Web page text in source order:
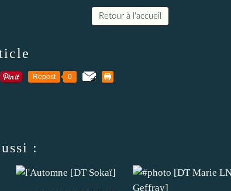
Retour à l'accueil
Repost 0
: